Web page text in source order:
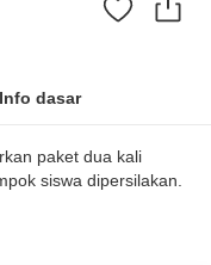
Info dasar
paket dua kali
siswa dipersilakan.